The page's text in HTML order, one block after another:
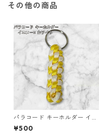
その他の商品
パラコード キーホルダー イエ
ロー ホワイト 編み込み s21
¥500